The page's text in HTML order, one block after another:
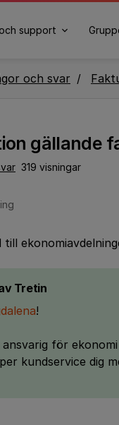
support
och svar
gällande
319 visningar
till
Tretin
!
ansvarig för
kundservice dig